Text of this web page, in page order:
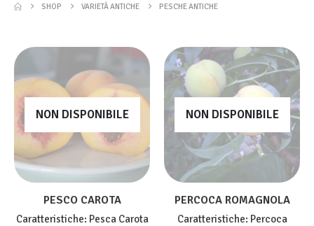
SHOP VARIETÀ ANTICHE PESCHE ANTICHE
NON DISPONIBILE
PESCO CAROTA
Caratteristiche: Pesca Carota
NON DISPONIBILE
PERCOCA ROMAGNOLA
Caratteristiche: Percoca